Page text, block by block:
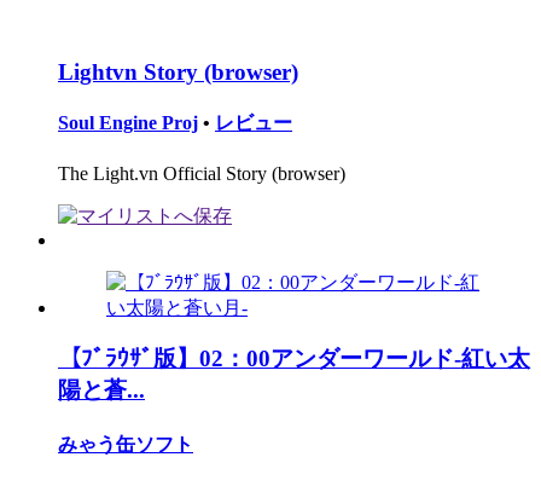
Lightvn Story (browser)
Soul Engine Proj • レビュー
The Light.vn Official Story (browser)
【ﾌﾞﾗｳｻﾞ版】02：00アンダーワールド-紅い太
陽と蒼...
みゃう缶ソフト